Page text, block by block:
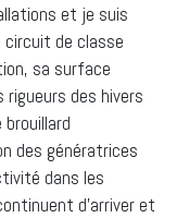
et je suis
circuit de classe
sa surface
des hivers
brouillard
des génératrices
dans les
d’arriver et